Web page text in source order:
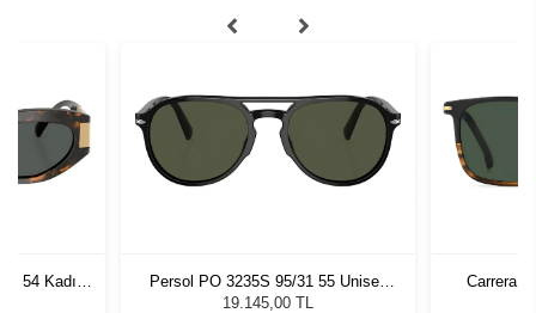
54 Kadın
Persol PO 3235S 95/31 55 Unisex
Güneş Gözlüğü
19.145,00 TL
Carrera